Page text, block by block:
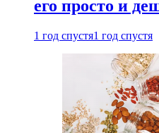
его просто и
1 год спустя1 год спустя